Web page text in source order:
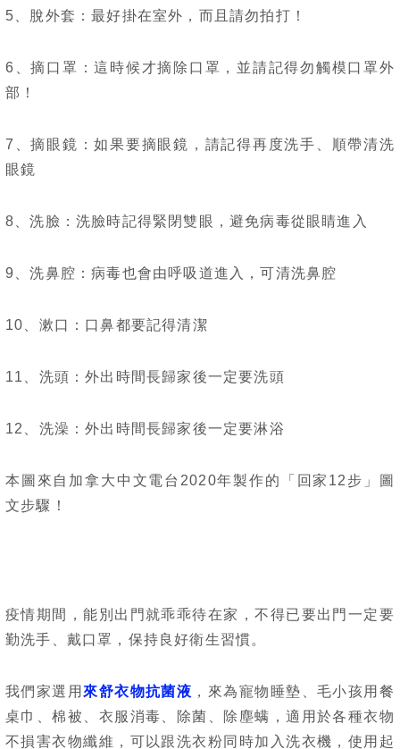
5、脫外套：最好掛在室外，而且請勿拍打！
6、摘口罩：這時候才摘除口罩，並請記得勿觸模口罩外
部！
7、摘眼鏡：如果要摘眼鏡，請記得再度洗手、順帶清洗
眼鏡
8、洗臉：洗臉時記得緊閉雙眼，避免病毒從眼睛進入
9、洗鼻腔：病毒也會由呼吸道進入，可清洗鼻腔
10、漱口：口鼻都要記得清潔
11、洗頭：外出時間長歸家後一定要洗頭
12、洗澡：外出時間長歸家後一定要淋浴
本圖來自加拿大中文電台2020年製作的「回家12步」圖
文步驟！
疫情期間，能別出門就乖乖待在家，不得已要出門一定要
勤洗手、戴口罩，保持良好衛生習慣。
我們家選用 來舒衣物抗菌液 ，來為寵物睡墊、毛小孩用餐
桌巾、棉被、衣服消毒、除菌、除塵螨，適用於各種衣物
不損害衣物纖維，可以跟洗衣粉同時加入洗衣機，使用起